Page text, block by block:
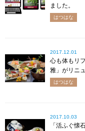
ました。
はつはな
2017.12.01
心も体もリ
雅」がリニ
はつはな
2017.10.03
「活ふぐ懐